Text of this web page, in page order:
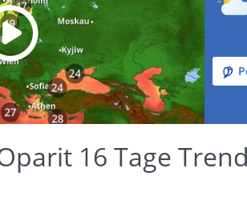
16 Tage Trend